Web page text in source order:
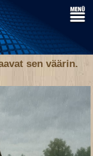
sen väärin.